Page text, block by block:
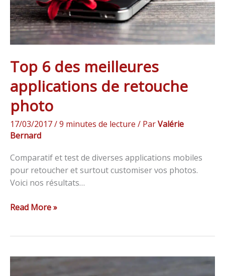
Top 6 des meilleures
applications de retouche
photo
17/03/2017/9 minutes de lecture / ParValérie
Bernard
Comparatif et test de diverses applications mobiles
pour retoucher et surtout customiser vos photos.
Voici nos résultats…
Read More »